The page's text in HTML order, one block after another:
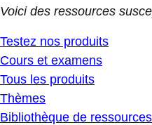
Voici des ressources
Testez nos produits
Cours et examens
Tous les produits
Thèmes
Bibliothèque de ressources